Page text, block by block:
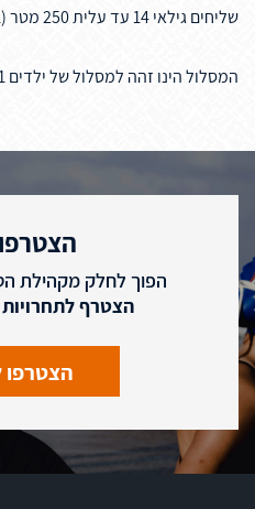
שליחים גילאי 14 עד עלית 250 מטר (1),
המסלול הינו זהה למסלול של ילדים 10-11.
הפוך לחלק מקהילת
הצטרף לתחרויות
הצטרפו